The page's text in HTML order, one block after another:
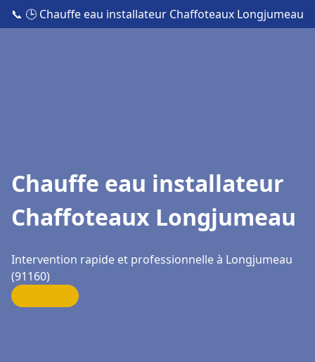
📞 🕒 Chauffe eau installateur Chaffoteaux Longjumeau
Chauffe eau installateur
Chaffoteaux Longjumeau
Intervention rapide et professionnelle à Longjumeau
(91160)